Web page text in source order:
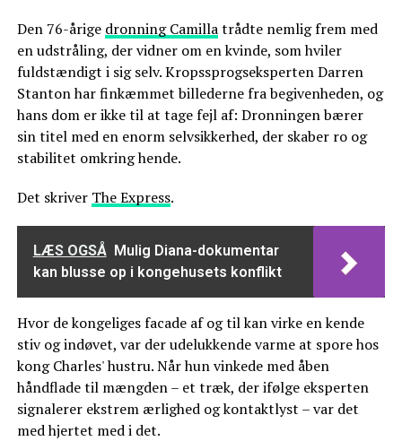
Den 76-årige dronning Camillatrådte nemlig frem med
en udstråling, der vidner om en kvinde, som hviler
fuldstændigt i sig selv. Kropssprogseksperten Darren
Stanton har finkæmmet billederne fra begivenheden, og
hans dom er ikke til at tage fejl af: Dronningen bærer
sin titel med en enorm selvsikkerhed, der skaber ro og
stabilitet omkring hende.
Det skriver The Express.
LÆS OGSÅ Mulig Diana-dokumentar
kan blusse op i kongehusets konflikt
Hvor de kongeliges facade af og til kan virke en kende
stiv og indøvet, var der udelukkende varme at spore hos
kong Charles' hustru. Når hun vinkede med åben
håndflade til mængden – et træk, der ifølge eksperten
signalerer ekstrem ærlighed og kontaktlyst – var det
med hjertet med i det.